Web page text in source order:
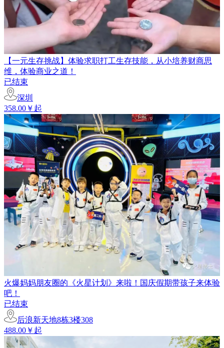
【一元生存挑战】体验求职打工生存技能，从小培养财商思
维，体验商业之道！
已结束
深圳
358.00￥起
火爆妈妈朋友圈的《火星计划》来啦！国庆假期带孩子来体验
吧！
已结束
后浪新天地8栋3楼308
488.00￥起